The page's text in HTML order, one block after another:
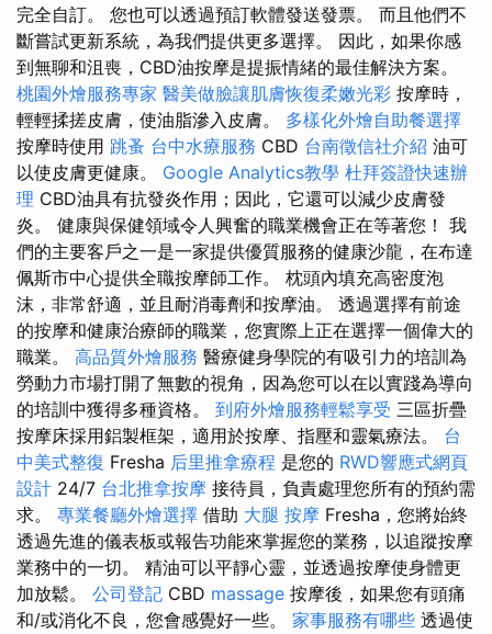
完全自訂。 您也可以透過預訂軟體發送發票。 而且他們不
斷嘗試更新系統，為我們提供更多選擇。 因此，如果你感
到無聊和沮喪，CBD油按摩是提振情緒的最佳解決方案。
桃園外燴服務專家 醫美做臉讓肌膚恢復柔嫩光彩 按摩時，
輕輕揉搓皮膚，使油脂滲入皮膚。 多樣化外燴自助餐選擇
按摩時使用 跳蚤 台中水療服務 CBD 台南徵信社介紹 油可
以使皮膚更健康。 Google Analytics教學 杜拜簽證快速辦
理 CBD油具有抗發炎作用；因此，它還可以減少皮膚發
炎。 健康與保健領域令人興奮的職業機會正在等著您！ 我
們的主要客戶之一是一家提供優質服務的健康沙龍，在布達
佩斯市中心提供全職按摩師工作。 枕頭內填充高密度泡
沫，非常舒適，並且耐消毒劑和按摩油。 透過選擇有前途
的按摩和健康治療師的職業，您實際上正在選擇一個偉大的
職業。 高品質外燴服務 醫療健身學院的有吸引力的培訓為
勞動力市場打開了無數的視角，因為您可以在以實踐為導向
的培訓中獲得多種資格。 到府外燴服務輕鬆享受 三區折疊
按摩床採用鋁製框架，適用於按摩、指壓和靈氣療法。 台
中美式整復 Fresha 后里推拿療程 是您的 RWD響應式網頁
設計 24/7 台北推拿按摩 接待員，負責處理您所有的預約需
求。 專業餐廳外燴選擇 借助 大腿 按摩 Fresha，您將始終
透過先進的儀表板或報告功能來掌握您的業務，以追蹤按摩
業務中的一切。 精油可以平靜心靈，並透過按摩使身體更
加放鬆。 公司登記 CBD massage 按摩後，如果您有頭痛
和/或消化不良，您會感覺好一些。 家事服務有哪些 透過使